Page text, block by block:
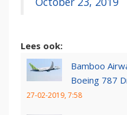
Lees ook:
Bamboo
Boeing 787
27-02-2019, 7:58